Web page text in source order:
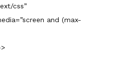
css”
and (max-